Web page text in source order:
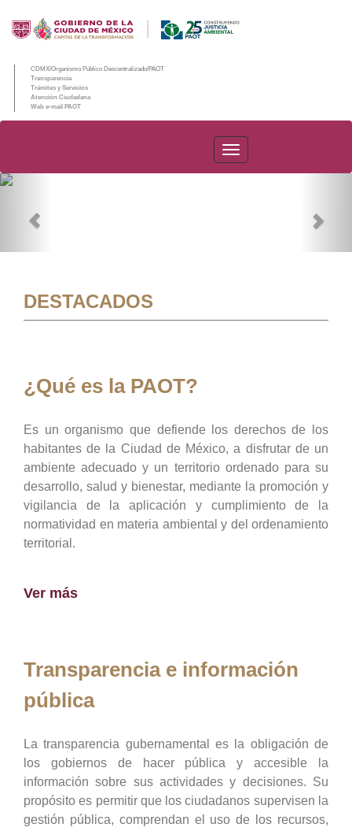
CDMX/Organismo Público Descentralizado/PAOT
Transparencia
Trámites y Servicios
Atención Ciudadana
Web e-mail PAOT
PAOT
DESTACADOS
¿Qué es la PAOT?
Es un organismo que defiende los derechos de los
habitantes de la Ciudad de México, a disfrutar de un
ambiente adecuado y un territorio ordenado para su
desarrollo, salud y bienestar, mediante la promoción y
vigilancia de la aplicación y cumplimiento de la
normatividad en materia ambiental y del ordenamiento
territorial.
Ver más
Transparencia e información
pública
La transparencia gubernamental es la obligación de
los gobiernos de hacer pública y accesible la
información sobre sus actividades y decisiones. Su
propósito es permitir que los ciudadanos supervisen la
gestión pública, comprendan el uso de los recursos,